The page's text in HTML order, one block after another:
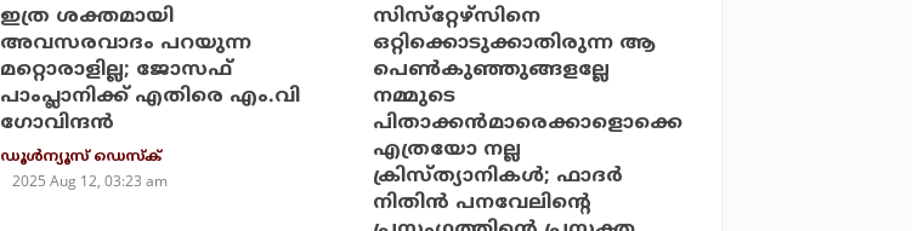
ഇത്ര ശക്തമായി
അവസരവാദം പറയുന്ന
മറ്റൊരാളില്ല; ജോസഫ്
പാംപ്ലാനിക്ക് എതിരെ എം.വി
ഗോവിന്ദന്‍
ഡൂള്‍ന്യൂസ് ഡെസ്‌ക്
2025 Aug 12, 03:23 am
സിസ്‌റ്റേഴ്‌സിനെ
ഒറ്റിക്കൊടുക്കാതിരുന്ന ആ
പെണ്‍കുഞ്ഞുങ്ങളല്ലേ
നമ്മുടെ
പിതാക്കന്‍മാരെക്കാളൊക്കെ
എത്രയോ നല്ല
ക്രിസ്ത്യാനികള്‍; ഫാദര്‍
നിതിന്‍ പനവേലിന്റെ